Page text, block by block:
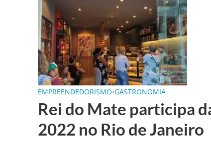
EMPREENDEDORISMO•GASTRONOMIA
Rei do Mate participa
2022 no Rio de Janeiro